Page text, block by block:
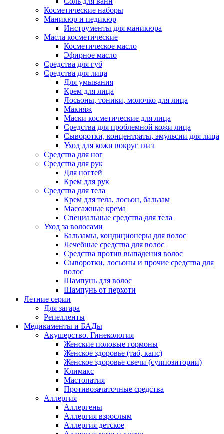
Косметические наборы
Маникюр и педикюр
Инструменты для маникюра
Масла косметические
Косметическое масло
Эфирное масло
Средства для губ
Средства для лица
Для умывания
Крем для лица
Лосьоны, тоники, молочко для лица
Макияж
Маски косметические для лица
Средства для проблемной кожи лица
Сыворотки, концентраты, эмульсии для лица
Уход для кожи вокруг глаз
Средства для ног
Средства для рук
Для ногтей
Крем для рук
Средства для тела
Крем для тела, лосьон, бальзам
Массажные крема
Специальные средства для тела
Уход за волосами
Бальзамы, кондиционеры для волос
Лечебные средства для волос
Средства против выпадения волос
Сыворотки, лосьоны и прочие средства для
волос
Шампунь для волос
Шампунь от перхоти
Летние серии
Для загара
Репелленты
Медикаменты и БАДы
Акушерство. Гинекология
Женские половые гормоны
Женское здоровье (таб, капс)
Женское здоровье свечи (суппозитории)
Климакс
Мастопатия
Противозачаточные средства
Аллергия
Аллергены
Аллергия взрослым
Аллергия детское